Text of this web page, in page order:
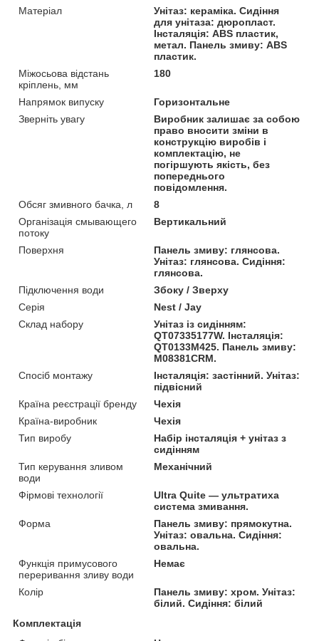
Матеріал
Унітаз: кераміка. Сидіння
для унітаза: дюропласт.
Інсталяція: ABS пластик,
метал. Панель змиву: ABS
пластик.
Міжосьова відстань
кріплень, мм
180
Напрямок випуску
Горизонтальне
Зверніть увагу
Виробник залишає за собою
право вносити зміни в
конструкцію виробів і
комплектацію, не
погіршують якість, без
попереднього
повідомлення.
Обсяг змивного бачка, л
8
Організація смывающего
потоку
Вертикальний
Поверхня
Панель змиву: глянсова.
Унітаз: глянсова. Сидіння:
глянсова.
Підключення води
Збоку / Зверху
Серія
Nest / Jay
Склад набору
Унітаз із сидінням:
QT07335177W. Інсталяція:
QT0133M425. Панель змиву:
M08381CRM.
Спосіб монтажу
Інсталяція: застінний. Унітаз:
підвісний
Країна реєстрації бренду
Чехія
Країна-виробник
Чехія
Тип виробу
Набір інсталяція + унітаз з
сидінням
Тип керування зливом
води
Механічний
Фірмові технології
Ultra Quite — ультратиха
система змивання.
Форма
Панель змиву: прямокутна.
Унітаз: овальна. Сидіння:
овальна.
Функція примусового
переривання зливу води
Немає
Колір
Панель змиву: хром. Унітаз:
білий. Сидіння: білий
Комплектація